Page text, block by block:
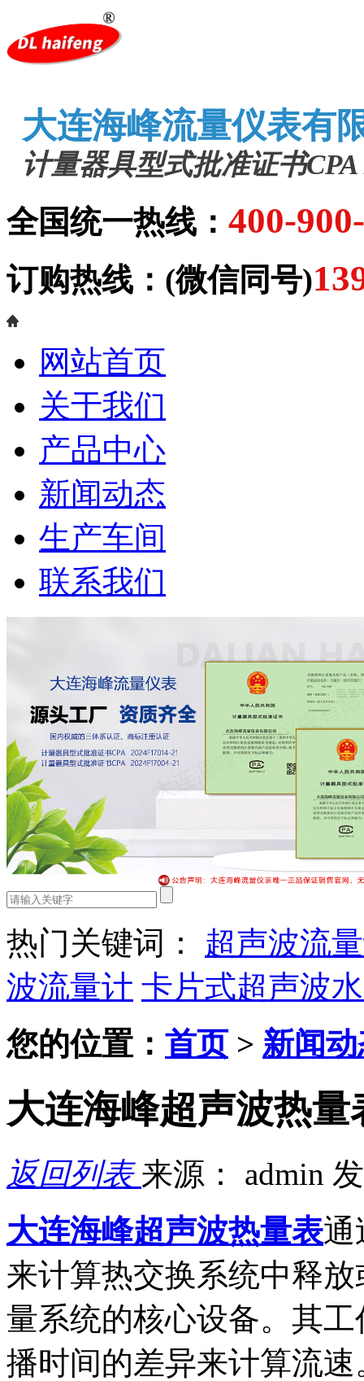
大连海峰流量仪表有
计量器具型式批准证书CPA
全国统一热线： 400-
订购热线：(微信同号)
网站首页
关于我们
产品中心
新闻动态
生产车间
联系我们
热门关键词： 超声波流
波流量计 卡片式超声波
您的位置： 首页 > 新闻
大连海峰超声波热
返回列表来源： admin
大连海峰超声波热量表通
来计算热交换系统中释
量系统的核心设备。其
播时间的差异来计算流